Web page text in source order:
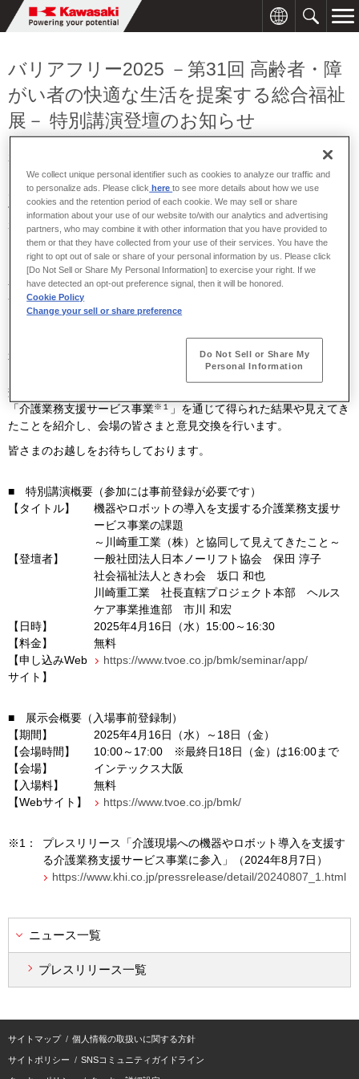
バリアフリー2025 －第31回 高齢者・障
がい者の快適な生活を提案する総合福祉
展－ 特別講演登壇のお知らせ
川崎重工は、2025年4月16日（水）からインテックス大阪（大阪市
住之江区）で開催される「バリアフリー2025 －第31回 高齢者・障
がい者の快適な生活を提案する総合福祉展－」の特別講演に登壇し
ます。
同展示会は、誰もが安心して暮らせる豊かな社会の実現、また介助
者の負担軽減と介護人材の確保を目指し、最新の製品・サービスが
一堂に集う西日本最大級の介護・福祉の総合展示会です。
と共に、「機器やロボットの導入を支援する介護業務支援サービス
事業の課題」と題する特別講演に登壇します。 昨今の介護施設が抱
効的な環境作りをテーマに、当社が2024年度から取り組んでいる
「介護業務支援サービス事業※１
」を通じて得られた結果や見えてき
たことを紹介し、会場の皆さまと意見交換を行います。
皆さまのお越しをお待ちしております。
■ 特別講演概要（参加には事前登録が必要です）
【タイトル】
機器やロボットの導入を支援する介護業務支援サ
ービス事業の課題
～川崎重工業（株）と協同して見えてきたこと～
【登壇者】
一般社団法人日本ノーリフト協会 保田 淳子
社会福祉法人ときわ会 坂口 和也
川崎重工業 社長直轄プロジェクト本部 ヘルス
ケア事業推進部 市川 和宏
【日時】
2025年4月16日（水）15:00～16:30
【料金】
無料
【申し込みWeb
サイト】
https://www.tvoe.co.jp/bmk/seminar/app/
■ 展示会概要（入場事前登録制）
【期間】
2025年4月16日（水）～18日（金）
【会場時間】
10:00～17:00 ※最終日18日（金）は16:00まで
【会場】
インテックス大阪
【入場料】
無料
【Webサイト】
https://www.tvoe.co.jp/bmk/
※1：
プレスリリース「介護現場への機器やロボット導入を支援す
る介護業務支援サービス事業に参入」（2024年8月7日）
https://www.khi.co.jp/pressrelease/detail/20240807_1.html
ニュース一覧
プレスリリース一覧
サイトマップ 個人情報の取扱いに関する方針
サイトポリシー SNSコミュニティガイドライン
We collect unique personal identifier such as cookies to analyze our traffic and
to personalize ads. Please click hereto see more details about how we use
cookies and the retention period of each cookie. We may sell or share
information about your use of our website to/with our analytics and advertising
partners, who may combine it with other information that you have provided to
them or that they have collected from your use of their services. You have the
right to opt out of sale or share of your personal information by us. Please click
[Do Not Sell or Share My Personal Information] to exercise your right. If we
have detected an opt-out preference signal, then it will be honored.
Cookie Policy
Change your sell or share preference
Do Not Sell or Share My
Personal Information